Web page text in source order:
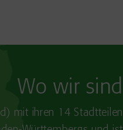
Wo wir sind
mit ihren 14 Stadtteilen